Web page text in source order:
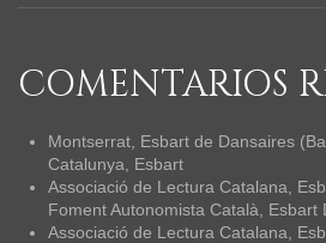
COMENTARIOS
Montserrat, Esbart de Dansaires
Catalunya, Esbart
Associació de Lectura Catalana,
Foment Autonomista Català, Esbart
Associació de Lectura Catalana,